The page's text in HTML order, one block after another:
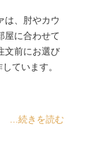
は、肘やカウ
屋に合わせて
文前にお選び
ています。
...続きを読む